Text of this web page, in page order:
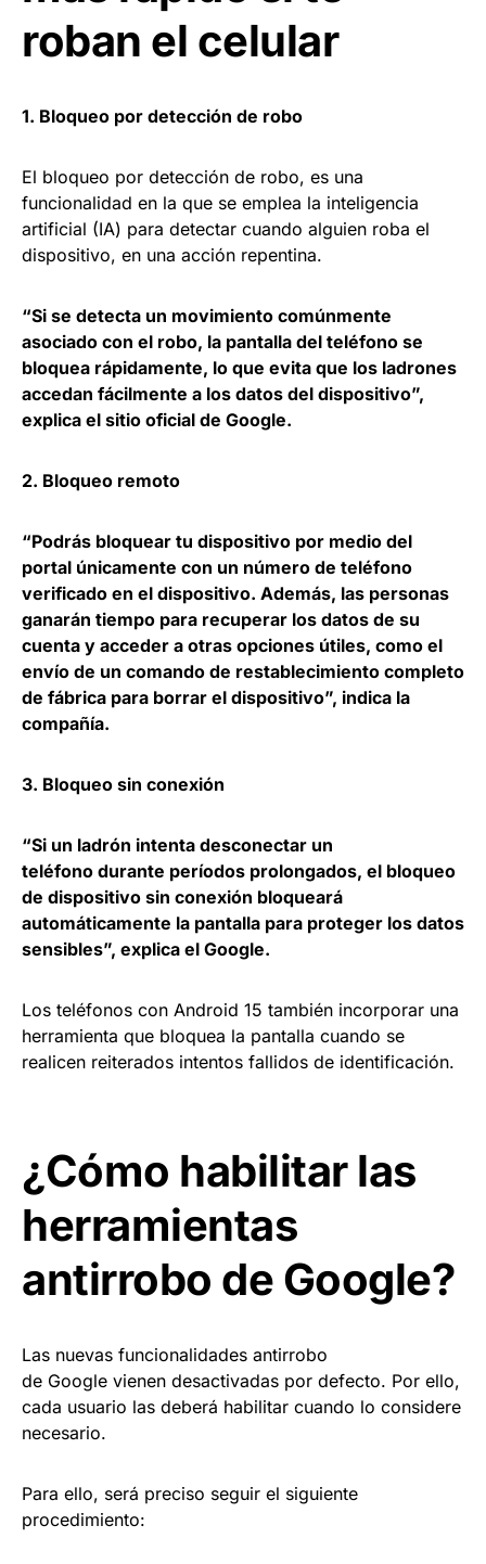
roban el celular
1. Bloqueo por detección de robo
El bloqueo por detección de robo, es una
funcionalidad en la que se emplea la inteligencia
artificial (IA) para detectar cuando alguien roba el
dispositivo, en una acción repentina.
“Si se detecta un movimiento comúnmente
asociado con el robo, la pantalla del teléfono se
bloquea rápidamente, lo que evita que los ladrones
accedan fácilmente a los datos del dispositivo”,
explica el sitio oficial de Google.
2. Bloqueo remoto
“Podrás bloquear tu dispositivo por medio del
portal únicamente con un número de teléfono
verificado en el dispositivo. Además, las personas
ganarán tiempo para recuperar los datos de su
cuenta y acceder a otras opciones útiles, como el
envío de un comando de restablecimiento completo
de fábrica para borrar el dispositivo”, indica la
compañía.
3. Bloqueo sin conexión
“Si un ladrón intenta desconectar un
teléfono durante períodos prolongados, el bloqueo
de dispositivo sin conexión bloqueará
automáticamente la pantalla para proteger los datos
sensibles”, explica el Google.
Los teléfonos con Android 15 también incorporar una
herramienta que bloquea la pantalla cuando se
realicen reiterados intentos fallidos de identificación.
¿Cómo habilitar las
herramientas
antirrobo de Google?
Las nuevas funcionalidades antirrobo
de Google vienen desactivadas por defecto. Por ello,
cada usuario las deberá habilitar cuando lo considere
necesario.
Para ello, será preciso seguir el siguiente
procedimiento: